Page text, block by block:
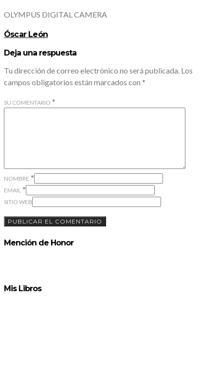
OLYMPUS DIGITAL CAMERA
Óscar León
Deja una respuesta
Tu dirección de correo electrónico no será publicada. Los
campos obligatorios están marcados con *
SU COMENTARIO *
NOMBRE *
EMAIL *
SITIO WEB
Mención de Honor
Mis Libros